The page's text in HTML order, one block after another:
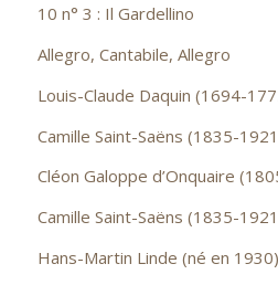
10 n° 3 : Il Gardellino
Allegro, Cantabile, Allegro
Louis-Claude Daquin (1694-
Camille Saint-Saëns (1835-
Cléon Galoppe d’Onquaire
Camille Saint-Saëns (1835-
Hans-Martin Linde (né en